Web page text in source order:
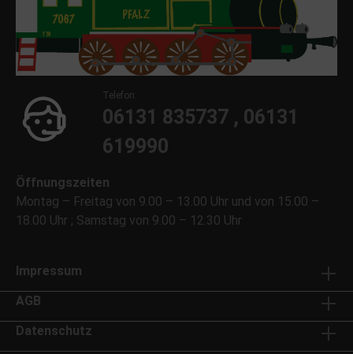
Telefon:
06131 835737 , 06131
619990
Öffnungszeiten
Montag – Freitag von 9.00 – 13.00 Uhr und von 15.00 –
18.00 Uhr ; Samstag von 9.00 – 12.30 Uhr
Impressum
AGB
Datenschutz